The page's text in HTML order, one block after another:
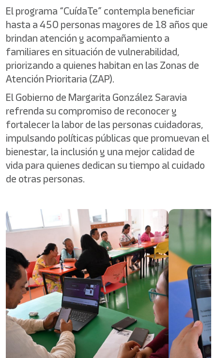
El programa “CuídaTe” contempla beneficiar
hasta a 450 personas mayores de 18 años que
brindan atención y acompañamiento a
familiares en situación de vulnerabilidad,
priorizando a quienes habitan en las Zonas de
Atención Prioritaria (ZAP).
El Gobierno de Margarita González Saravia
refrenda su compromiso de reconocer y
fortalecer la labor de las personas cuidadoras,
impulsando políticas públicas que promuevan el
bienestar, la inclusión y una mejor calidad de
vida para quienes dedican su tiempo al cuidado
de otras personas.